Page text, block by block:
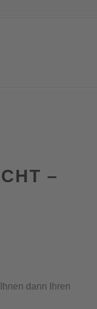
–
dann Ihren